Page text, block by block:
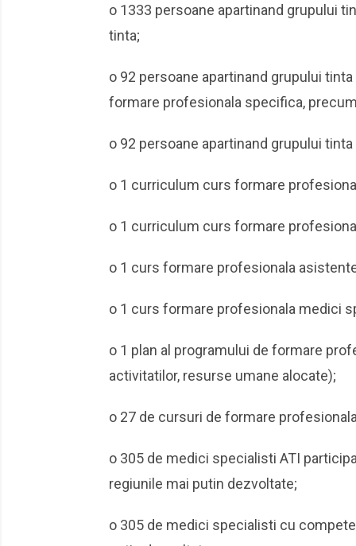
o 1333 persoane apartinand grupului
tinta;
o 92 persoane apartinand grupului
formare profesionala specifica,
o 92 persoane apartinand grupului
o 1 curriculum curs formare
o 1 curriculum curs formare
o 1 curs formare profesionala
o 1 curs formare profesionala medici
o 1 plan al programului de formare
activitatilor, resurse umane alocate);
o 27 de cursuri de formare
o 305 de medici specialisti ATI
regiunile mai putin dezvoltate;
o 305 de medici specialisti cu